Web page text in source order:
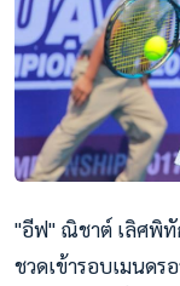
"อีฟ" ณิชาต์ เลิศพิทั
ชวดเข้ารอบเมนดร